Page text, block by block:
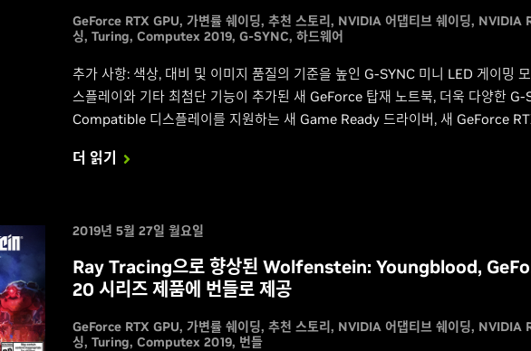
GeForce RTX GPU 가변률 쉐이딩 추천 스토리 NVIDIA 어댑티브 쉐이딩 NVIDIA
싱 Turing Computex 2019 G-SYNC 하드웨어
추가 사항: 색상, 대비 및 이미지 품질의 기준을 높인 G-SYNC 미니 LED 게이밍
스플레이와 기타 최첨단 기능이 추가된 새 GeForce 탑재 노트북, 더욱 다양한 G-
Compatible 디스플레이를 지원하는 새 Game Ready 드라이버, 새 GeForce
더 읽기
2019년 5월 27일 월요일
Ray Tracing으로 향상된 Wolfenstein: Youngblood,
20 시리즈 제품에 번들로 제공
GeForce RTX GPU 가변률 쉐이딩 추천 스토리 NVIDIA 어댑티브 쉐이딩 NVIDIA
싱 Turing Computex 2019 번들